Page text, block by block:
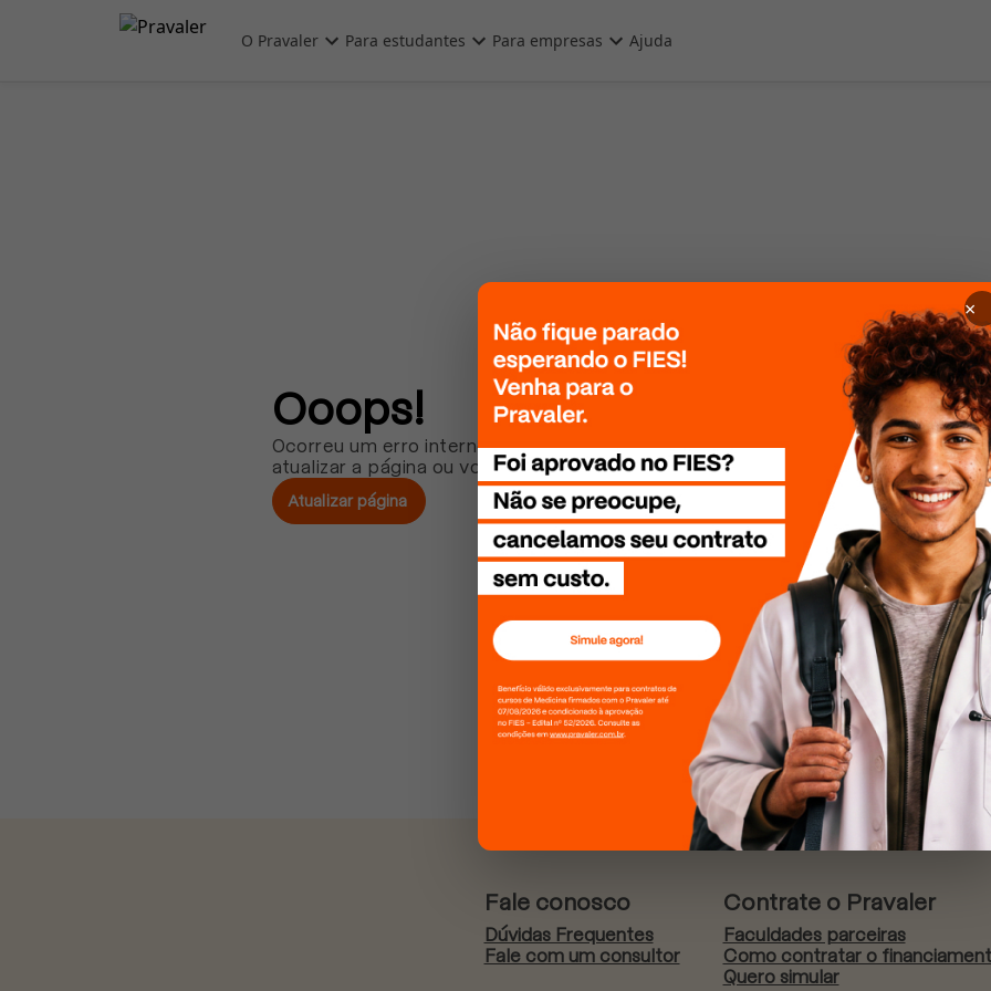
Pular para o conteúdo principal
O Pravaler Para estudantes Para empresas Ajuda
Ooops!
Ocorreu um erro interno. Por favor, tente
atualizar a página ou volte mais tarde!
Atualizar página
Fale conosco
Dúvidas Frequentes
Fale com um consultor
Contrate o Pravaler
Faculdades parceiras
Como contratar o
Quero simular
×